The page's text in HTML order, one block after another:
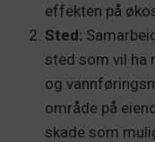
effekten på
Sted:
sted som vil ha
og
område på
skade som